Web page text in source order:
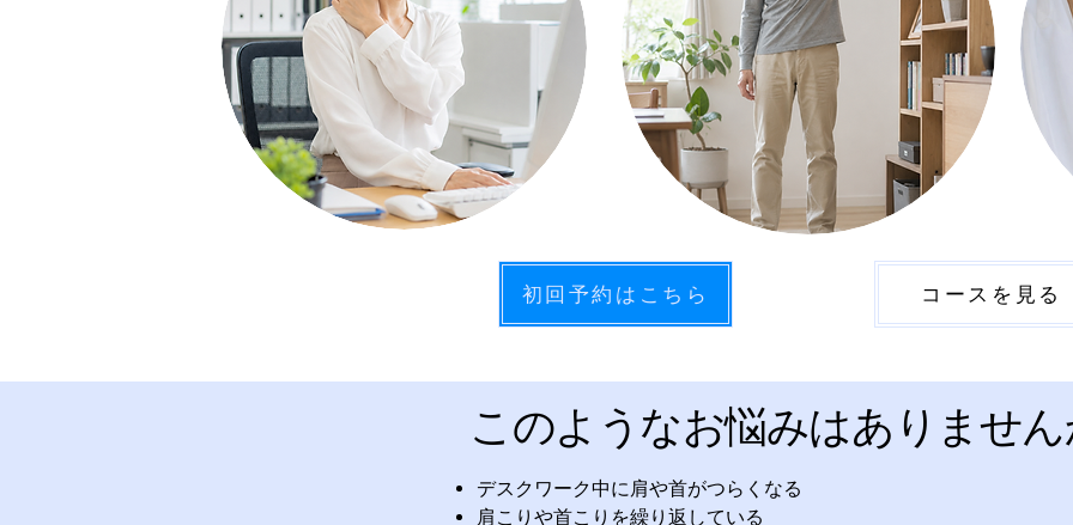
初回予約はこちら コースを見る
このようなお悩みはありません
デスクワーク中に肩や首がつらくなる
肩こりや首こりを繰り返している